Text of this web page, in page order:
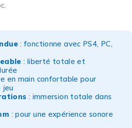
: fonctionne avec PS4, PC,
: liberté totale et
en main confortable pour
jeu
: immersion totale dans
: pour une expérience sonore